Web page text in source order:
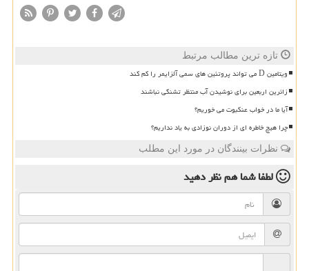
تازه ترین مطالب مرتبط
ویتامین D می تواند پروتئین های سمی آلزایمر را کم کند
زائرین اربعین برای نوشیدن آب منتظر تشنگی نباشند
آیا ما در خواب عنکبوت می خوریم؟
چرا هیچ خاطره ای از دوران نوزادی به یاد نداریم؟
نظرات بینندگان در مورد این مطلب
لطفا شما همنظر دهید